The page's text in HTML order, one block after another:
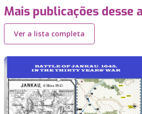
Mais publicações desse
Ver a lista completa